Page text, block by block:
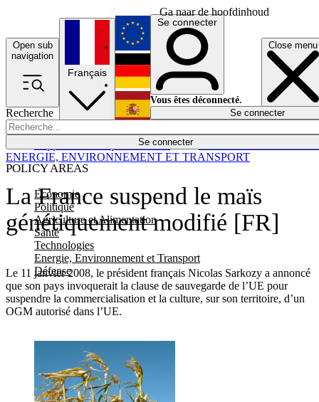
Ga naar de hoofdinhoud
Open sub
navigation
Close menu
Recherche
Se connecter
POLICY AREAS
Economie
Politique
Agriculture et Alimentation
Santé
Technologies
Energie, Environnement et Transport
Défense
Économie
Français
English
Deutsch
Español
Se connecter
Vous êtes déconnecté.
Se connecter
La France suspend le maïs
génétiquement modifié [FR]
Le 11 janvier 2008, le président français Nicolas Sarkozy a annoncé
que son pays invoquerait la clause de sauvegarde de l’UE pour
suspendre la commercialisation et la culture, sur son territoire, d’un
OGM autorisé dans l’UE.
ENERGIE, ENVIRONNEMENT ET TRANSPORT